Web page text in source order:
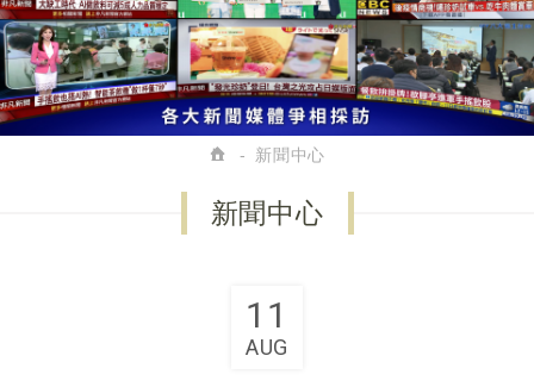
新聞中心
新聞中心
11
AUG